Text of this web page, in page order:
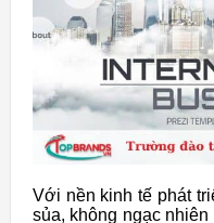
Với nền kinh tế phát
sủa, không ngạc